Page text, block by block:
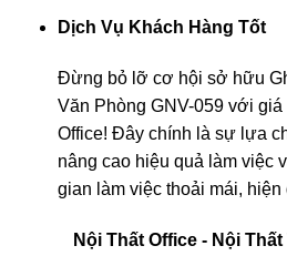
Dịch Vụ Khách Hàng Tốt
Đừng bỏ lỡ cơ hội sở hữu
Văn Phòng GNV-059 với
Office! Đây chính là sự lựa
nâng cao hiệu quả làm việc
gian làm việc thoải mái, hiện
Nội Thất Office - Nội